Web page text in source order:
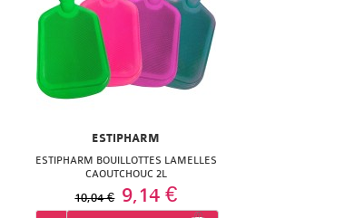
ESTIPHARM
ESTIPHARM BOUILLOTTES LAMELLES
CAOUTCHOUC 2L
10,04 € 9,14 €